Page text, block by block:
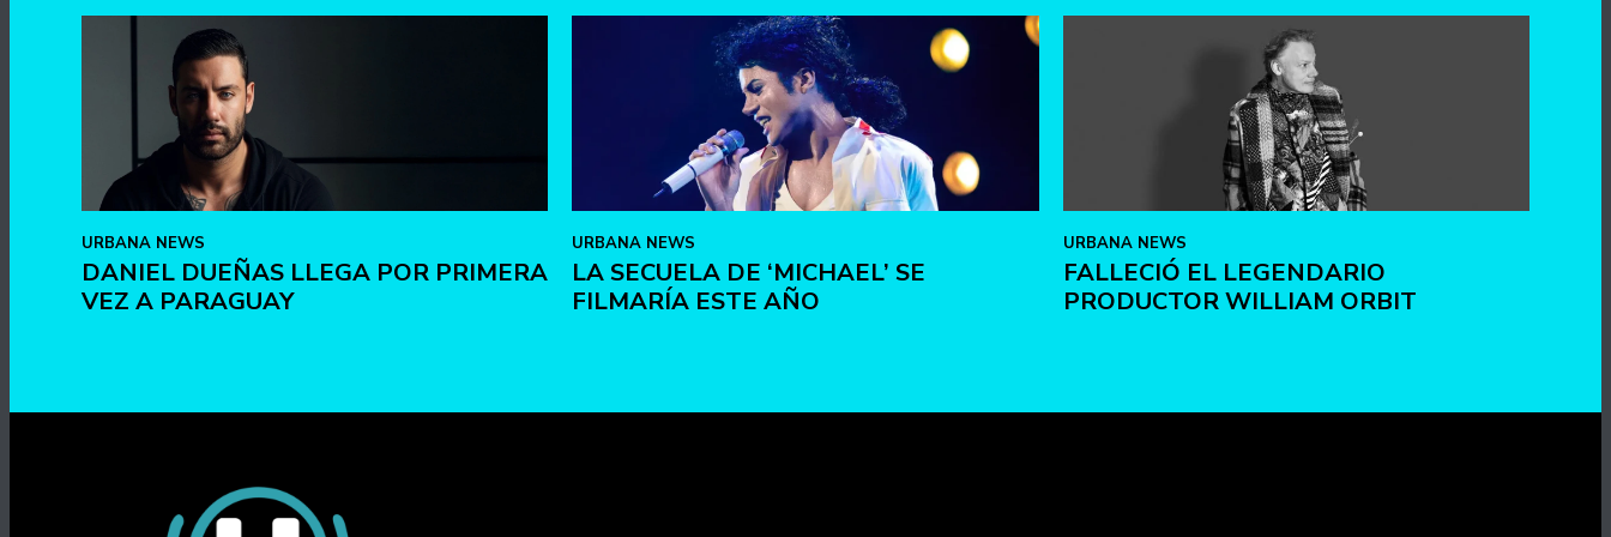
URBANA NEWS
DANIEL DUEÑAS LLEGA POR PRIMERA
VEZ A PARAGUAY
URBANA NEWS
LA SECUELA DE ‘MICHAEL’ SE
FILMARÍA ESTE AÑO
URBANA NEWS
FALLECIÓ EL LEGENDARIO
PRODUCTOR WILLIAM ORBIT